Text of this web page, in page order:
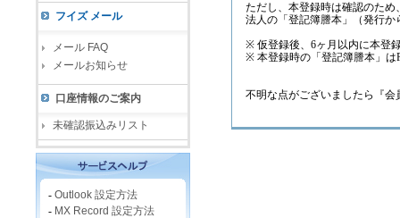
フイズ メール
メール FAQ
メールお知らせ
口座情報のご案内
未確認振込みリスト
- Outlook 設定方法
- MX Record 設定方法
ただし、本登録時は確認のため
法人の「登記簿謄本」（発行
※ 仮登録後、6ヶ月以内に本登
※ 本登録時の「登記簿謄本」
不明な点がございましたら『